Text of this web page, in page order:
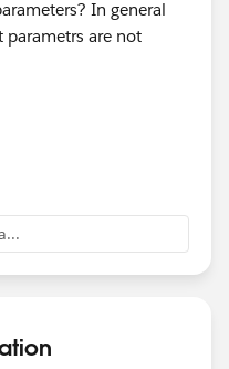
In general
parametrs are not